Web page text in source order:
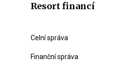
Resort financí
Celní správa
Finanční správa